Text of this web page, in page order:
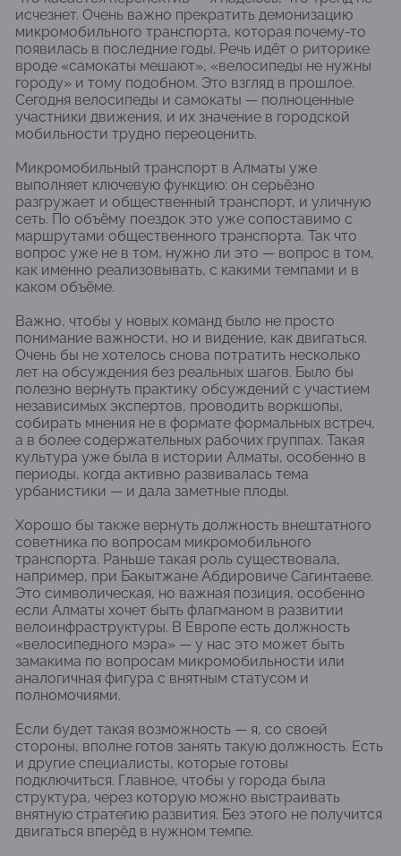
исчезнет. Очень важно прекратить демонизацию
микромобильного транспорта, которая почему-то
появилась в последние годы. Речь идёт о риторике
вроде «самокаты мешают», «велосипеды не нужны
городу» и тому подобном. Это взгляд в прошлое.
Сегодня велосипеды и самокаты — полноценные
участники движения, и их значение в городской
мобильности трудно переоценить.
Микромобильный транспорт в Алматы уже
выполняет ключевую функцию: он серьёзно
разгружает и общественный транспорт, и уличную
сеть. По объёму поездок это уже сопоставимо с
маршрутами общественного транспорта. Так что
вопрос уже не в том, нужно ли это — вопрос в том,
как именно реализовывать, с какими темпами и в
каком объёме.
Важно, чтобы у новых команд было не просто
понимание важности, но и видение, как двигаться.
Очень бы не хотелось снова потратить несколько
лет на обсуждения без реальных шагов. Было бы
полезно вернуть практику обсуждений с участием
независимых экспертов, проводить воркшопы,
собирать мнения не в формате формальных встреч,
а в более содержательных рабочих группах. Такая
культура уже была в истории Алматы, особенно в
периоды, когда активно развивалась тема
урбанистики — и дала заметные плоды.
Хорошо бы также вернуть должность внештатного
советника по вопросам микромобильного
транспорта. Раньше такая роль существовала,
например, при Бакытжане Абдировиче Сагинтаеве.
Это символическая, но важная позиция, особенно
если Алматы хочет быть флагманом в развитии
велоинфраструктуры. В Европе есть должность
«велосипедного мэра» — у нас это может быть
замакима по вопросам микромобильности или
аналогичная фигура с внятным статусом и
полномочиями.
Если будет такая возможность — я, со своей
стороны, вполне готов занять такую должность. Есть
и другие специалисты, которые готовы
подключиться. Главное, чтобы у города была
структура, через которую можно выстраивать
внятную стратегию развития. Без этого не получится
двигаться вперёд в нужном темпе.